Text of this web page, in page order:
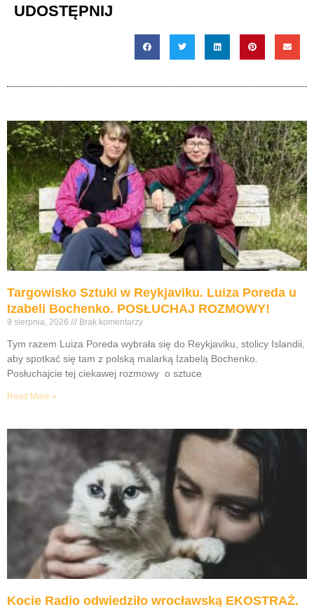
UDOSTĘPNIJ
Targowisko Sztuki w Reykjaviku. Luiza Poreda u
Izabeli Bochenko. POSŁUCHAJ ROZMOWY!
9 sierpnia, 2026 Brak komentarzy
Tym razem Luiza Poreda wybrała się do Reykjaviku, stolicy Islandii,
aby spotkać się tam z polską malarką Izabelą Bochenko.
Posłuchajcie tej ciekawej rozmowy o sztuce
Read More »
Kocie Radio odwiedziło wrocławską EKOSTRAŻ.